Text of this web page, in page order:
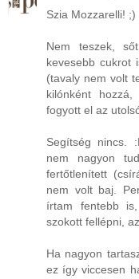
Szia Mozzarelli! ;)
Nem teszek,
kevesebb cukrot
(tavaly nem volt
kilónként
fogyott el az
Segítség nincs.
nem nagyon
fertőtlenített
nem volt baj.
írtam fentebb
szokott fellépni,
Ha nagyon
ez így viccesen